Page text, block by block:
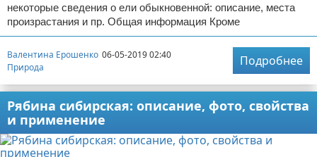
некоторые сведения о ели обыкновенной: описание, места
произрастания и пр. Общая информация Кроме
Валентина Ерошенко 06-05-2019 02:40
Природа
Подробнее
Рябина сибирская: описание, фото, свойства
и применение